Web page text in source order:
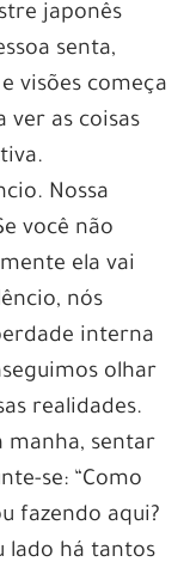
japonês
senta,
visões começa
ver as coisas
Nossa
você não
ela vai
nós
interna
olhar
realidades.
manha, sentar
se: “Como
fazendo aqui?
lado há tantos